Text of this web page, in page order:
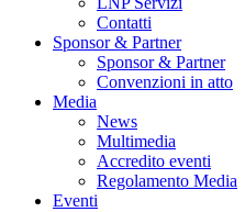
Contatti
Sponsor & Partner
Sponsor & Partner
Convenzioni in atto
Media
News
Multimedia
Accredito eventi
Regolamento Media
Eventi